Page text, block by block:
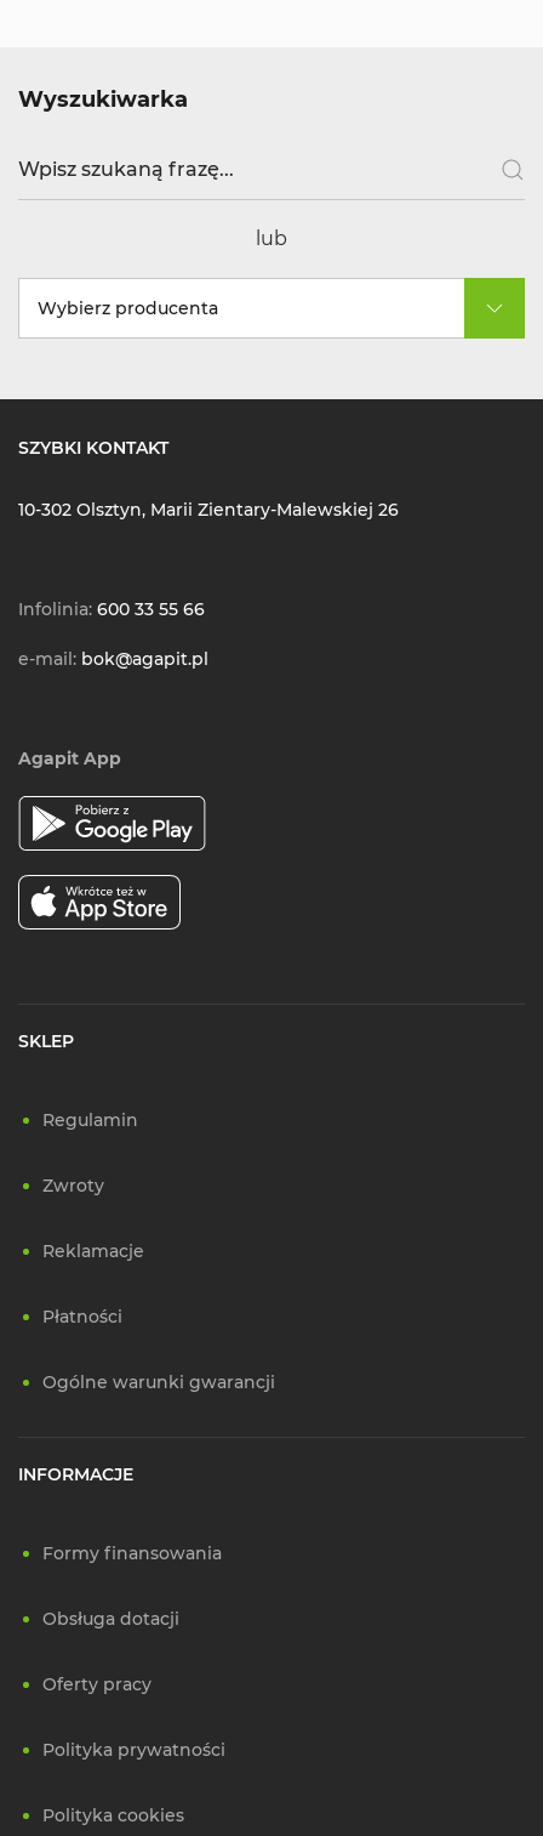
Wyszukiwarka
lub
Wybierz producenta
SZYBKI KONTAKT
10-302 Olsztyn, Marii Zientary-Malewskiej 26
Infolinia: 600 33 55 66
e-mail: bok@agapit.pl
Agapit App
SKLEP
Regulamin
Zwroty
Reklamacje
Płatności
Ogólne warunki gwarancji
INFORMACJE
Formy finansowania
Obsługa dotacji
Oferty pracy
Polityka prywatności
Polityka cookies